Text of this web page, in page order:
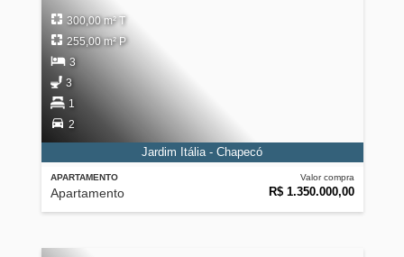
APARTAMENTO
Apartamento
Valor compra
R$ 1.350.000,00
300,00 m² T
255,00 m² P
3
3
1
2
Jardim Itália - Chapecó